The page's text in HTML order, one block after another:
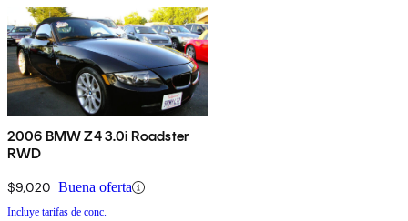
2006 BMW Z4 3.0i Roadster
RWD
$9,020 Buena oferta
Incluye tarifas de conc.